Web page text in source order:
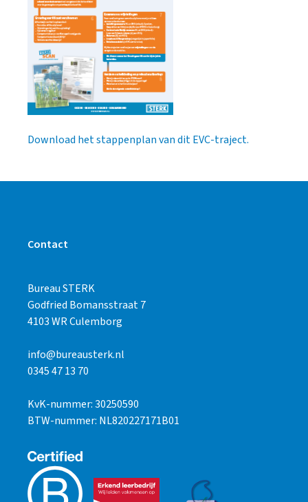
Download het stappenplan van dit EVC-traject.
Contact
Bureau STERK
Godfried Bomansstraat 7
4103 WR Culemborg
info@bureausterk.nl
0345 47 13 70
KvK-nummer: 30250590
BTW-nummer: NL820227171B01